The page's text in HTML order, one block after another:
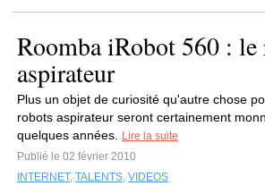
Roomba iRobot 560 : le
aspirateur
Plus un objet de curiosité qu'autre chose
robots aspirateur seront certainement
quelques années.
Lire la suite
Publié le 02 février 2010
INTERNET, TALENTS, VIDEOS